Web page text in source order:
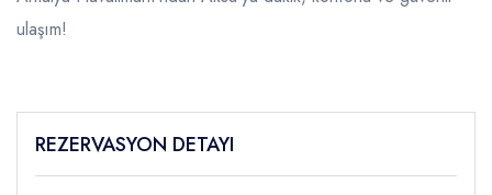
ulaşım!
REZERVASYON DETAYI